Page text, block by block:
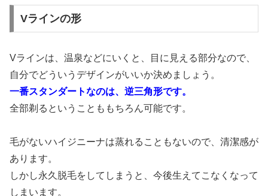
Vラインの形
Vラインは、温泉などにいくと、目に見える部分なので、
自分でどういうデザインがいいか決めましょう。
一番スタンダートなのは、逆三角形です。
全部剃るということももちろん可能です。
毛がないハイジニーナは蒸れることもないので、清潔感が
あります。
しかし永久脱毛をしてしまうと、今後生えてこなくなって
しまいます。